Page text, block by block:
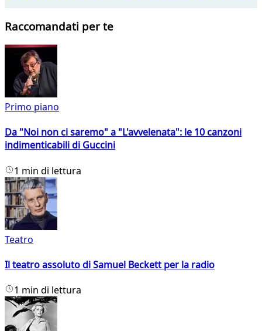
Raccomandati per te
Primo piano
Da "Noi non ci saremo" a "L'avvelenata": le 10 canzoni
indimenticabili di Guccini
1 min di lettura
Teatro
Il teatro assoluto di Samuel Beckett per la radio
1 min di lettura